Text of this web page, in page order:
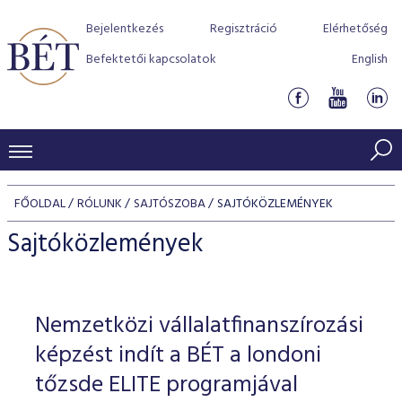
Bejelentkezés Regisztráció
Elérhetőség
Befektetői kapcsolatok
English
KERESKEDÉSI ADATOK
INDEXEK
Jelzáloglevél indexek
Vállalati kötvény indexek
Azonnali Piac
Részvények
Származékos piac
BEFEKTETŐK
Részvény szekció
Hitelpapír szekció
BÉT szabályzatok
Befektetővédelem
Alkalmazott díjstruktúra
Elszámolás
Részvény és vállalati kötvény tőzsdei bevezetését
program
BÉT Xtend - Részvénypiac egyszerűen
TŐZSDETAGOK
Tőzsdetagok, üzletkötők
VENDOROK
FŐOLDAL RÓLUNK SAJTÓSZOBA SAJTÓKÖZLEMÉNYEK
Sajtóközlemények
Nemzetközi vállalatfinanszírozási
képzést indít a BÉT a londoni
tőzsde ELITE programjával